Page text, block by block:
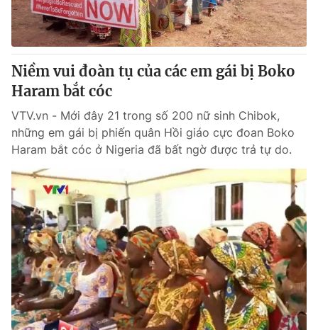
Niềm vui đoàn tụ của các em gái bị Boko
Haram bắt cóc
VTV.vn - Mới đây 21 trong số 200 nữ sinh Chibok,
những em gái bị phiến quân Hồi giáo cực đoan Boko
Haram bắt cóc ở Nigeria đã bất ngờ được trả tự do.